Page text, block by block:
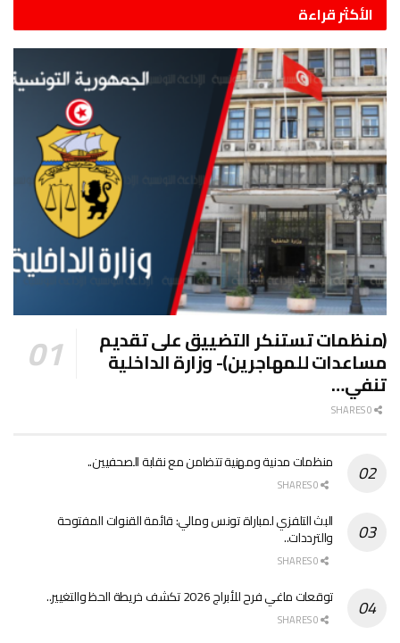
الأكثر قراءة
(منظمات تستنكر التضييق على تقديم
مساعدات للمهاجرين)- وزارة الداخلية
تنفي…
منظمات مدنية ومهنية تتضامن مع نقابة الصحفيين..
البث التلفزي لمباراة تونس ومالي: قائمة القنوات المفتوحة
والترددات..
توقعات ماغي فرح للأبراج 2026 تكشف خريطة الحظ والتغيير..